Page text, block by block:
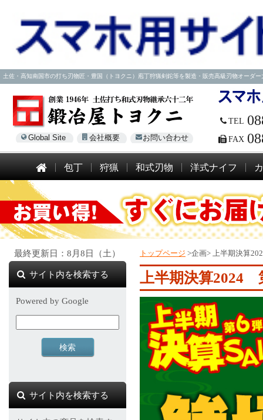
土佐・高知南国市の打ち刃物匠・豊国（トヨクニ）庖丁狩猟剣鉈等を製造・販売高級刃物オーダ
Global Site 会社概要 お問い合わせ
TEL
FAX
包丁 狩猟 和式刃物 洋式ナイフ
トップページ >企画> 上半期決算
上半期決算2024
最終更新日：8月8日（土）
サイト内を検索する
Powered by Google
サイト内を検索する